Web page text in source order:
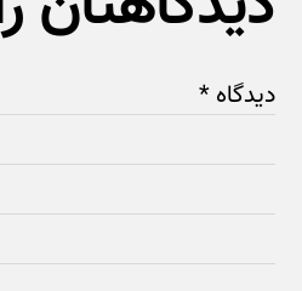
دیدگاه*